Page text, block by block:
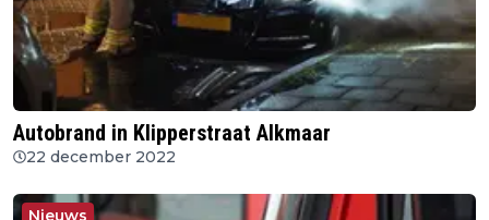
Autobrand in Klipperstraat Alkmaar
22 december 2022
Nieuws